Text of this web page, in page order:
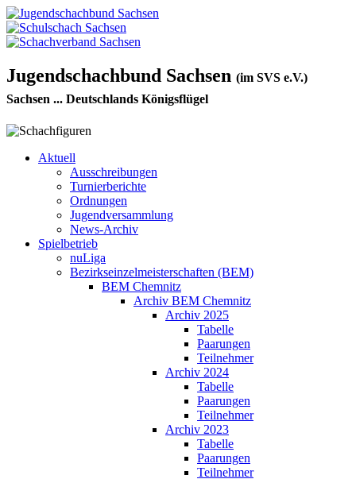
Jugendschachbund Sachsen (im SVS e.V.)
Sachsen ... Deutschlands Königsflügel
Aktuell
Ausschreibungen
Turnierberichte
Ordnungen
Jugendversammlung
News-Archiv
Spielbetrieb
nuLiga
Bezirkseinzelmeisterschaften (BEM)
BEM Chemnitz
Archiv BEM Chemnitz
Archiv 2025
Tabelle
Paarungen
Teilnehmer
Archiv 2024
Tabelle
Paarungen
Teilnehmer
Archiv 2023
Tabelle
Paarungen
Teilnehmer